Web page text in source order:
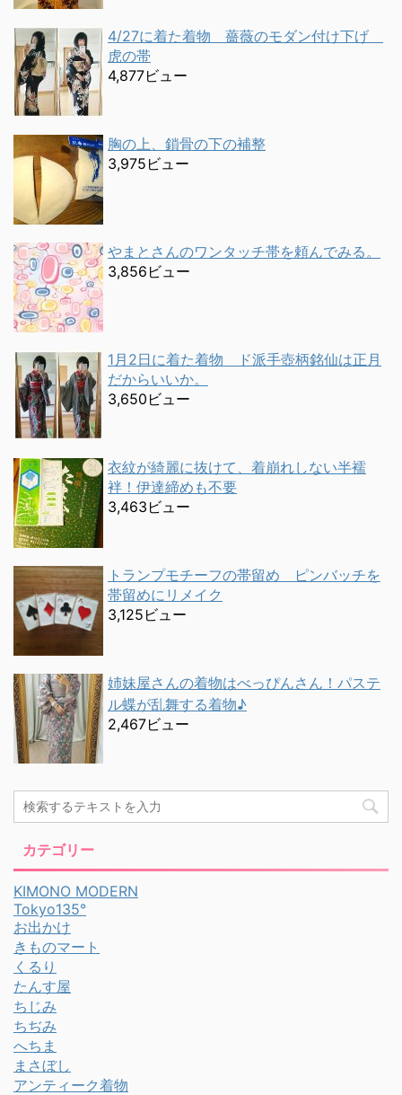
4/27に着た着物 薔薇のモダン付け下げ
虎の帯
4,877ビュー
胸の上、鎖骨の下の補整
3,975ビュー
やまとさんのワンタッチ帯を頼んでみる。
3,856ビュー
1月2日に着た着物 ド派手壺柄銘仙は正月
だからいいか。
3,650ビュー
衣紋が綺麗に抜けて、着崩れしない半襦
袢！伊達締めも不要
3,463ビュー
トランプモチーフの帯留め ピンバッチを
帯留めにリメイク
3,125ビュー
姉妹屋さんの着物はべっぴんさん！パステ
ル蝶が乱舞する着物♪
2,467ビュー
カテゴリー
KIMONO MODERN
Tokyo135°
お出かけ
きものマート
くるり
たんす屋
ちじみ
ちぢみ
へちま
まさぼし
アンティーク着物